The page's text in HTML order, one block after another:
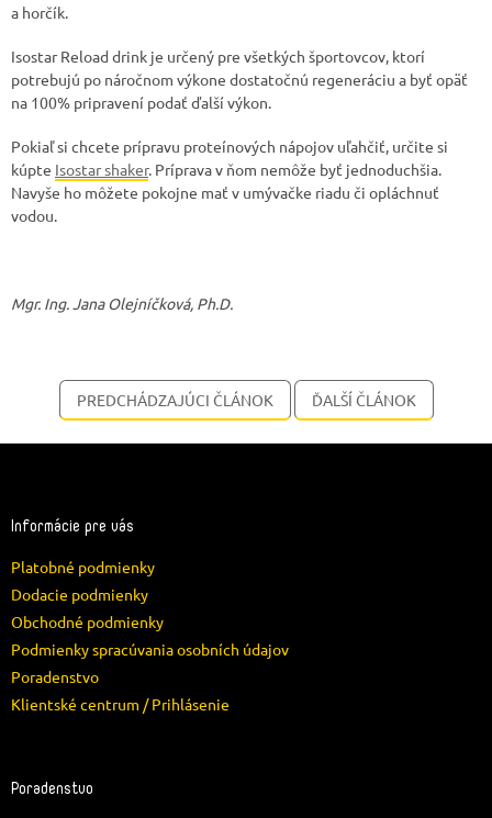
a horčík.
Isostar Reload drink je určený pre všetkých športovcov, ktorí
potrebujú po náročnom výkone dostatočnú regeneráciu a byť opäť
na 100% pripravení podať ďalší výkon.
Pokiaľ si chcete prípravu proteínových nápojov uľahčiť, určite si
kúpte Isostar shaker. Príprava v ňom nemôže byť jednoduchšia.
Navyše ho môžete pokojne mať v umývačke riadu či opláchnuť
vodou.
Mgr. Ing. Jana Olejníčková, Ph.D.
PREDCHÁDZAJÚCI ČLÁNOK ĎALŠÍ ČLÁNOK
Z
Informácie pre vás
Platobné podmienky
Dodacie podmienky
Obchodné podmienky
Podmienky spracúvania osobních údajov
Poradenstvo
Klientské centrum / Prihlásenie
Poradenstvo